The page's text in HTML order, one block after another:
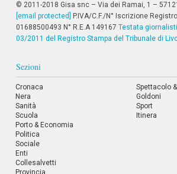
l
M
e
n
r
n
c
i
p
a
l
e
V
a
© 2011-2018 Gisa snc – Via dei Ramai, 1 –
[email protected]
P.IVA/C.F./N° Iscrizione
01688500493 N° R.E.A 149167 Testata
03/2011 del Registro Stampa del Tribunale di
Sezioni
Cronaca
Nera
Sanità
Scuola
Porto & Economia
Politica
Sociale
Enti
Collesalvetti
Spettacolo
Goldoni
Sport
Itinera